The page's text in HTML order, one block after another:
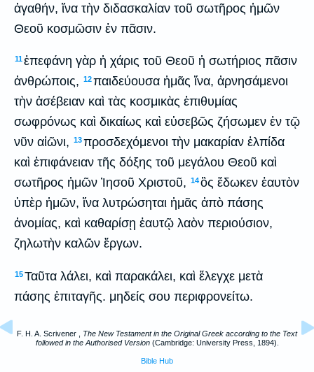
ἀγαθήν, ἵνα τὴν διδασκαλίαν τοῦ σωτῆρος ἡμῶν
Θεοῦ κοσμῶσιν ἐν πᾶσιν.
11ἐπεφάνη γὰρ ἡ χάρις τοῦ Θεοῦ ἡ σωτήριος πᾶσιν
ἀνθρώποις, 12παιδεύουσα ἡμᾶς ἵνα, ἀρνησάμενοι
τὴν ἀσέβειαν καὶ τὰς κοσμικὰς ἐπιθυμίας
σωφρόνως καὶ δικαίως καὶ εὐσεβῶς ζήσωμεν ἐν τῷ
νῦν αἰῶνι, 13προσδεχόμενοι τὴν μακαρίαν ἐλπίδα
καὶ ἐπιφάνειαν τῆς δόξης τοῦ μεγάλου Θεοῦ καὶ
σωτῆρος ἡμῶν Ἰησοῦ Χριστοῦ, 14ὃς ἔδωκεν ἑαυτὸν
ὑπὲρ ἡμῶν, ἵνα λυτρώσηται ἡμᾶς ἀπὸ πάσης
ἀνομίας, καὶ καθαρίσῃ ἑαυτῷ λαὸν περιούσιον,
ζηλωτὴν καλῶν ἔργων.
15Ταῦτα λάλει, καὶ παρακάλει, καὶ ἔλεγχε μετὰ
πάσης ἐπιταγῆς. μηδείς σου περιφρονείτω.
F. H. A. Scrivener , The New Testament in the Original Greek according to the Text
followed in the Authorised Version(Cambridge: University Press, 1894).
Bible Hub